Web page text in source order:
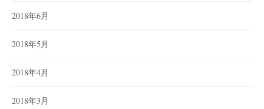
2018年6月
2018年5月
2018年4月
2018年3月